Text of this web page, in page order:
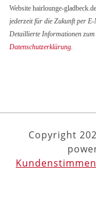
Website hairlounge-
jederzeit für die Zukunft per
Detaillierte Informationen
Datenschutzerklärung.
Copyright
Kundenstimmen